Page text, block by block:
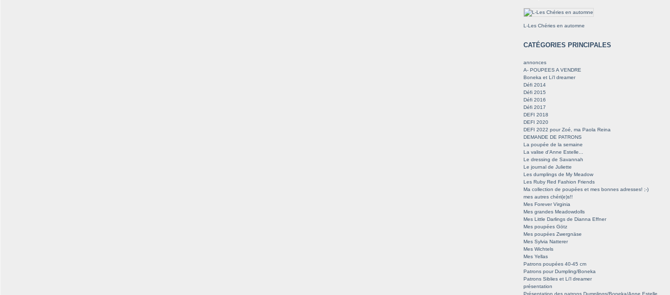
L-Les Chéries en automne
CATÉGORIES PRINCIPALES
annonces
A- POUPEES A VENDRE
Boneka et Li'l dreamer
Défi 2014
Défi 2015
Défi 2016
Défi 2017
DEFI 2018
DEFI 2020
DEFI 2022 pour Zoé, ma Paola Reina
DEMANDE DE PATRONS
La poupée de la semaine
La valise d'Anne Estelle...
Le dressing de Savannah
Le journal de Juliette
Les dumplings de My Meadow
Les Ruby Red Fashion Friends
Ma collection de poupées et mes bonnes adresses! ;-)
mes autres chéri(e)s!!
Mes Forever Virginia
Mes grandes Meadowdolls
Mes Little Darlings de Dianna Effner
Mes poupées Götz
Mes poupées Zwergnäse
Mes Sylvia Natterer
Mes Wichtels
Mes Yellas
Patrons poupées 40-45 cm
Patrons pour Dumpling/Boneka
Patrons Siblies et Li'l dreamer
présentation
Présentation des patrons Dumplings/Boneka/Anne Estelle